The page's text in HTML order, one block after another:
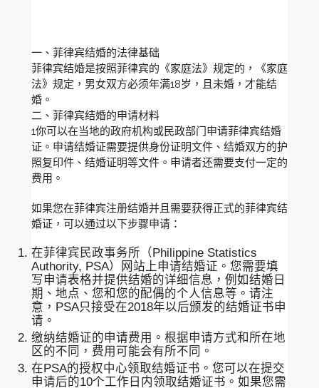
一、菲律宾结婚的法律基础
菲律宾结婚是按照菲律宾的《家庭法》规定的，《家庭
法》规定，男女双方必须年满18岁，且未婚，才能结
婚。
二、菲律宾结婚的申请材料
1你可以在当地的政府机构或民政部门申请菲律宾结婚
证。申请结婚证需要提供身份证明文件、结婚双方的护
照复印件、结婚证明等文件。申请者还需要支付一定的
费用。
如果您在菲律宾注册结婚并且需要获得正式的菲律宾结
婚证，可以通过以下步骤申请：
在菲律宾民政事务所（Philippine Statistics
Authority, PSA）网站上申请结婚证。您需要填
写申请表格并提供结婚的详细信息，例如结婚日
期、地点、您和您的配偶的个人信息等。请注
意，PSA只接受在2018年以后颁发的结婚证书申
请。
缴纳结婚证的申请费用。根据申请方式和所在地
区的不同，费用可能会有所不同。
在PSA的授权中心领取结婚证书。您可以在提交
申请后的10个工作日内领取结婚证书。如果您需